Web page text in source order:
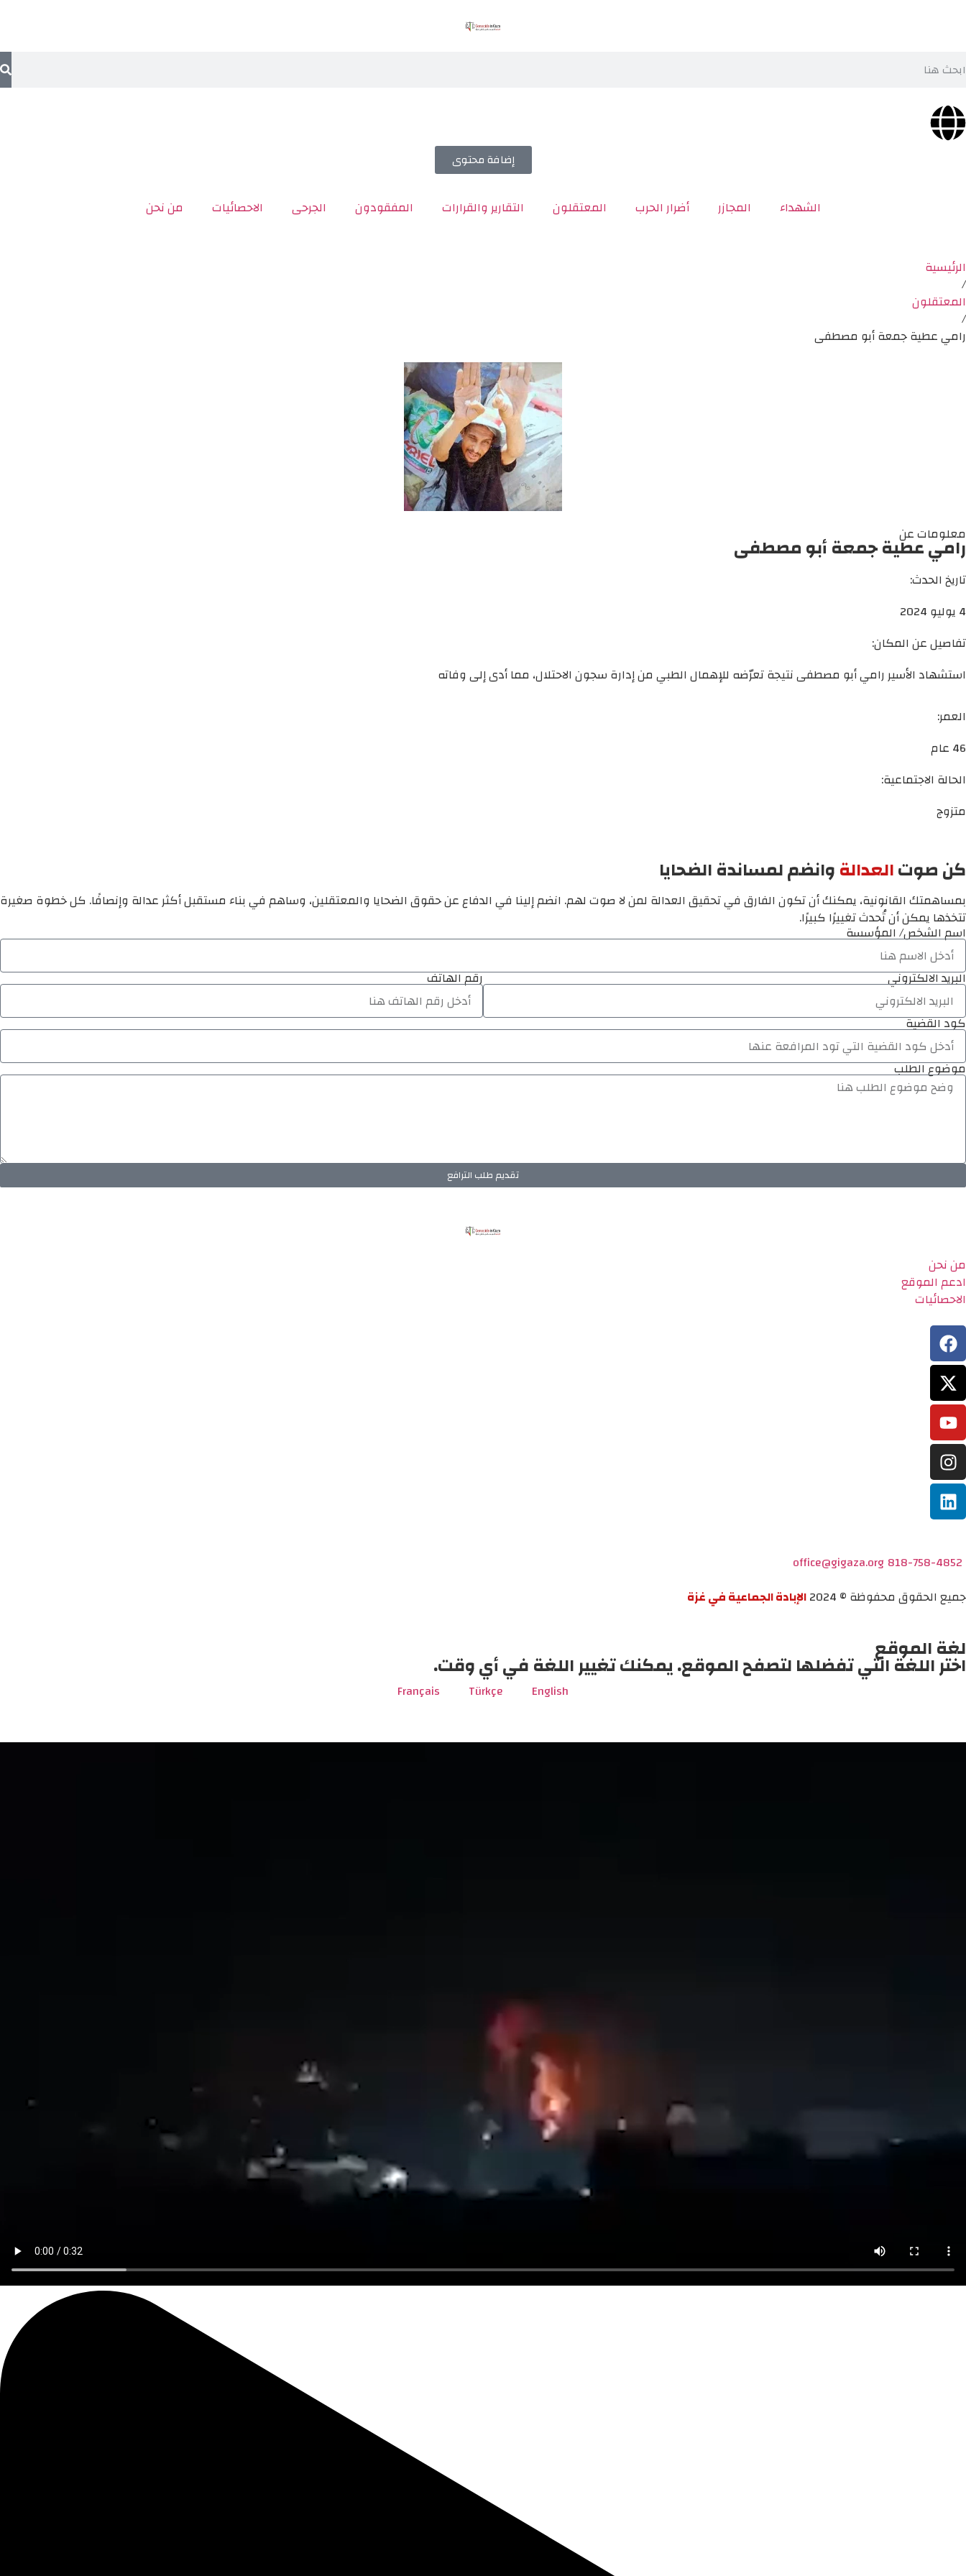
إضافة محتوى
الشهداء المجازر أضرار الحرب المعتقلون التقارير والقرارات المفقودون الجرحى الاحصائيات من نحن
الرئيسية
/
المعتقلون
/
رامي عطية جمعة أبو مصطفى
معلومات عن
رامي عطية جمعة أبو مصطفى
تاريخ الحدث:
4 يوليو 2024
تفاصيل عن المكان:
استشهاد الأسير رامي أبو مصطفى نتيجة تعرّضه للإهمال الطبي من إدارة سجون الاحتلال، مما أدى إلى وفاته
العمر:
46 عام
الحالة الاجتماعية:
متزوج
كن صوتالعدالةوانضم لمساندة الضحايا
بمساهمتك القانونية، يمكنك أن تكون الفارق في تحقيق العدالة لمن لا صوت لهم. انضم إلينا في الدفاع عن حقوق الضحايا والمعتقلين، وساهم في بناء مستقبل أكثر عدالة وإنصافًا. كل خطوة صغيرة
تتخذها يمكن أن تُحدث تغييرًا كبيرًا.
اسم الشخص/ المؤسسة
البريد الالكتروني رقم الهاتف
كود القضية
موضوع الطلب
تقديم طلب الترافع
من نحن
ادعم الموقع
الاحصائيات
818-758-4852
office@gigaza.org
جميع الحقوق محفوظة © 2024
الإبادة الجماعية في غزة
لغة الموقع
اختر اللغة التي تفضلها لتصفح الموقع. يمكنك تغيير اللغة في أي وقت.
English
Türkçe
Français